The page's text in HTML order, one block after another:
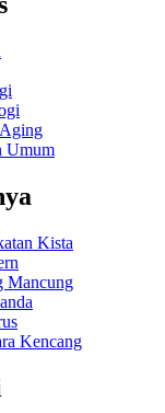
Umum
Kista
Mancung
Kencang